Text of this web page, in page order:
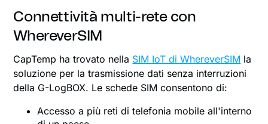
Connettività multi-rete con
WhereverSIM
CapTemp ha trovato nella SIM IoT di WhereverSIM la
soluzione per la trasmissione dati senza interruzioni
della G-LogBOX. Le schede SIM consentono di:
Accesso a più reti di telefonia mobile all'interno